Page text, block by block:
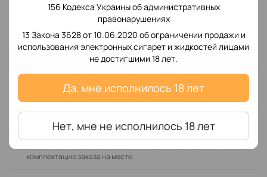
156 Кодекса Украины об административных
правонарушениях
13 Закона 3628 от 10.06.2020 об ограничении продажи и
использования электронных сигарет и жидкостей лицами
не достигшими 18 лет.
Да, мне исполнилось 18 лет
Нет, мне не исполнилось 18 лет
Добавьте первый отзыв
Написать отзыв
Доставка Оплата
В отделение «Новой Почты»
Оплата в отделении наличными или картой. Проверьте состояние и
комплектацию заказа на месте.